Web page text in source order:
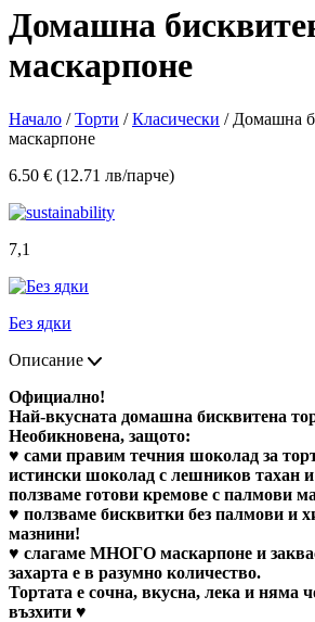
Домашна
маскарпоне
Начало /Торти /Класически / Домашна
маскарпоне
6.50 € (12.71 лв/парче)
7,1
Без ядки
Описание
Официално!
Най-вкусната домашна бисквитена
Необикновена, защото:
♥ сами правим течния шоколад за
истински шоколад с лешников тахан
ползваме готови кремове с палмови
♥ ползваме бисквитки без палмови и
мазнини!
♥ слагаме МНОГО маскарпоне и
захарта е в разумно количество.
Тортата е сочна, вкусна, лека и няма
възхити ♥